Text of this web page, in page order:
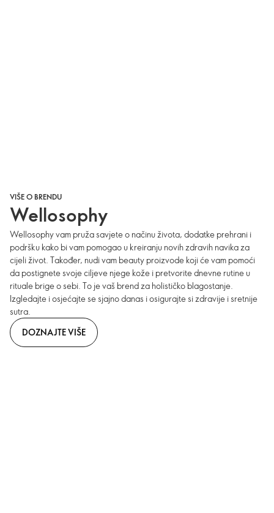
VIŠE O BRENDU
Wellosophy
Wellosophy vam pruža savjete o načinu života, dodatke prehrani i
podršku kako bi vam pomogao u kreiranju novih zdravih navika za
cijeli život. Također, nudi vam beauty proizvode koji će vam pomoći
da postignete svoje ciljeve njege kože i pretvorite dnevne rutine u
rituale brige o sebi. To je vaš brend za holističko blagostanje.
Izgledajte i osjećajte se sjajno danas i osigurajte si zdravije i sretnije
sutra.
DOZNAJTE VIŠE